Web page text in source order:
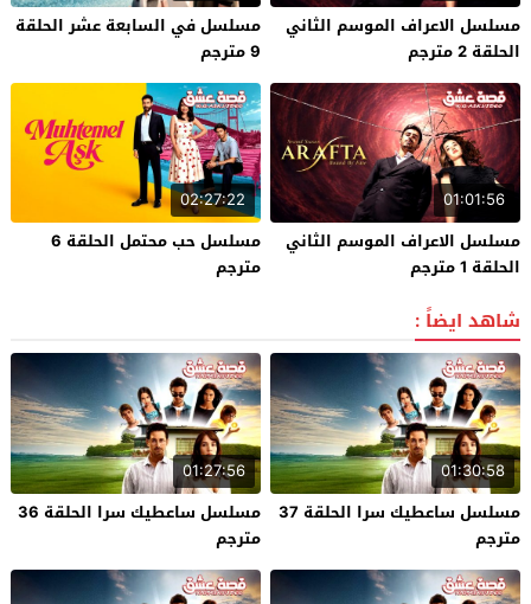
مسلسل الاعراف الموسم الثاني
الحلقة 2 مترجم
مسلسل في السابعة عشر الحلقة
9 مترجم
01:01:56
مسلسل الاعراف الموسم الثاني
الحلقة 1 مترجم
02:27:22
مسلسل حب محتمل الحلقة 6
مترجم
شاهد ايضاً :
01:30:58
مسلسل ساعطيك سرا الحلقة 37
مترجم
01:27:56
مسلسل ساعطيك سرا الحلقة 36
مترجم